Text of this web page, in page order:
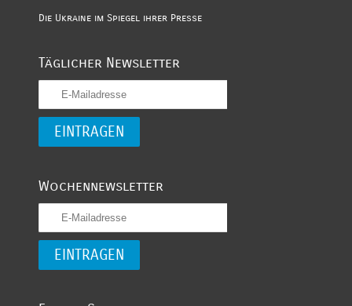
Die Ukraine im Spiegel ihrer Presse
Täglicher Newsletter
Wochennewsletter